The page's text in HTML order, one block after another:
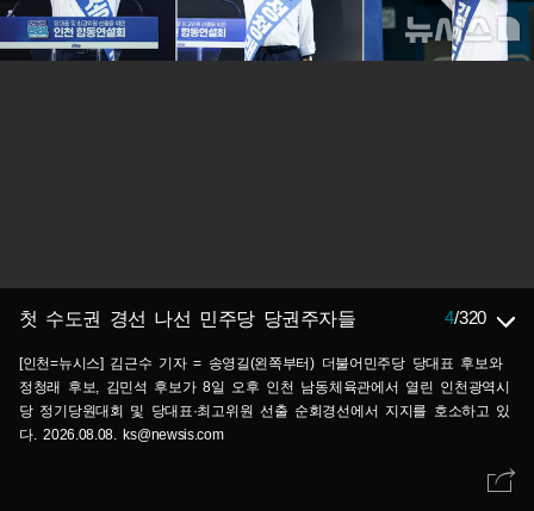
첫 수도권 경선 나선 민주당 당권주자들 4/320
[인천=뉴시스] 김근수 기자 = 송영길(왼쪽부터) 더불어민주당 당대표 후보와
정청래 후보, 김민석 후보가 8일 오후 인천 남동체육관에서 열린 인천광역시
당 정기당원대회 및 당대표·최고위원 선출 순회경선에서 지지를 호소하고 있
다. 2026.08.08. ks@newsis.com